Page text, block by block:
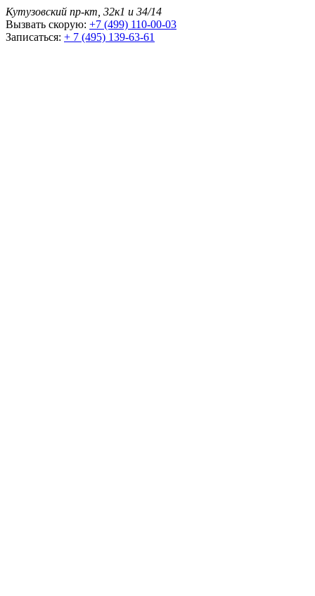
Кутузовский пр-кт, 32к1 и 34/14
Вызвать скорую: +7 (499) 110-00-03
Записаться: + 7 (495) 139-63-61